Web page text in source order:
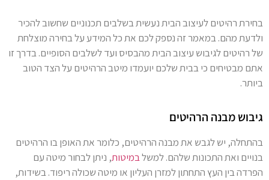
בחירת רהיטים לעיצוב הבית נעשית בשלבים תכנוניים שחשוב להכיר
ולדעת מהם. במאמר זה נספק לכם את כל המידע על בחירה מוצלחת
של רהיטים לגיבוש עיצוב הבית מהבסיס ועד לשלבים הסופיים. בדרך זו
אתם מבטיחים כי בבית שלכם יועמדו מיטב הרהיטים על הצד הטוב
ביותר.
גיבוש מבנה הרהיטים
בהתחלה, יש לגבש את מבנה הרהיטים, כלומר את האופן בו הרהיטים
בנויים ואת התכונות שלהם. למשלבמיטות, ניתן לבחור מיטה עם
הפרדה בין העץ התחתון למזרן העליון או מיטה שכולה ריפוד. בשידות,